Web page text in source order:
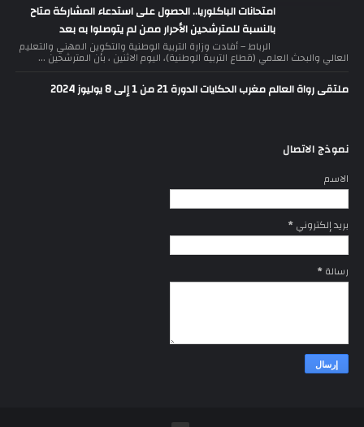
امتحانات الباكلوريا.. الحصول على استدعاء المشاركة متاح
بالنسبة للمترشحين الأحرار ممن لم يتوصلوا به بعد
الرباط – أفادت وزارة التربية الوطنية والتكوين المهني والتعليم
العالي والبحث العلمي (قطاع التربية الوطنية)، اليوم الاثنين ، بأن المترشحين ...
ملتقى رواة العالم مغرب الحكايات الدورة 21 من 1 إلى 8 يوليوز 2024
نموذج الاتصال
الاسم
بريد إلكتروني*
رسالة*